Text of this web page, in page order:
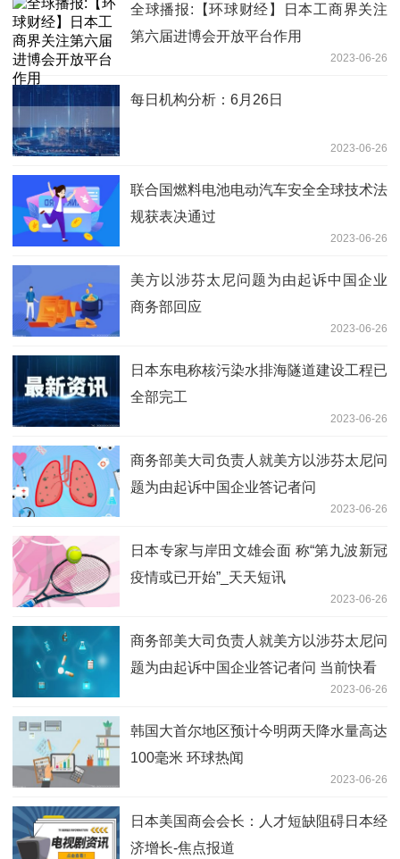
全球播报:【环球财经】日本工商界关注
第六届进博会开放平台作用
2023-06-26
每日机构分析：6月26日
2023-06-26
联合国燃料电池电动汽车安全全球技术法
规获表决通过
2023-06-26
美方以涉芬太尼问题为由起诉中国企业
商务部回应
2023-06-26
日本东电称核污染水排海隧道建设工程已
全部完工
2023-06-26
商务部美大司负责人就美方以涉芬太尼问
题为由起诉中国企业答记者问
2023-06-26
日本专家与岸田文雄会面 称“第九波新冠
疫情或已开始”_天天短讯
2023-06-26
商务部美大司负责人就美方以涉芬太尼问
题为由起诉中国企业答记者问 当前快看
2023-06-26
韩国大首尔地区预计今明两天降水量高达
100毫米 环球热闻
2023-06-26
日本美国商会会长：人才短缺阻碍日本经
济增长-焦点报道